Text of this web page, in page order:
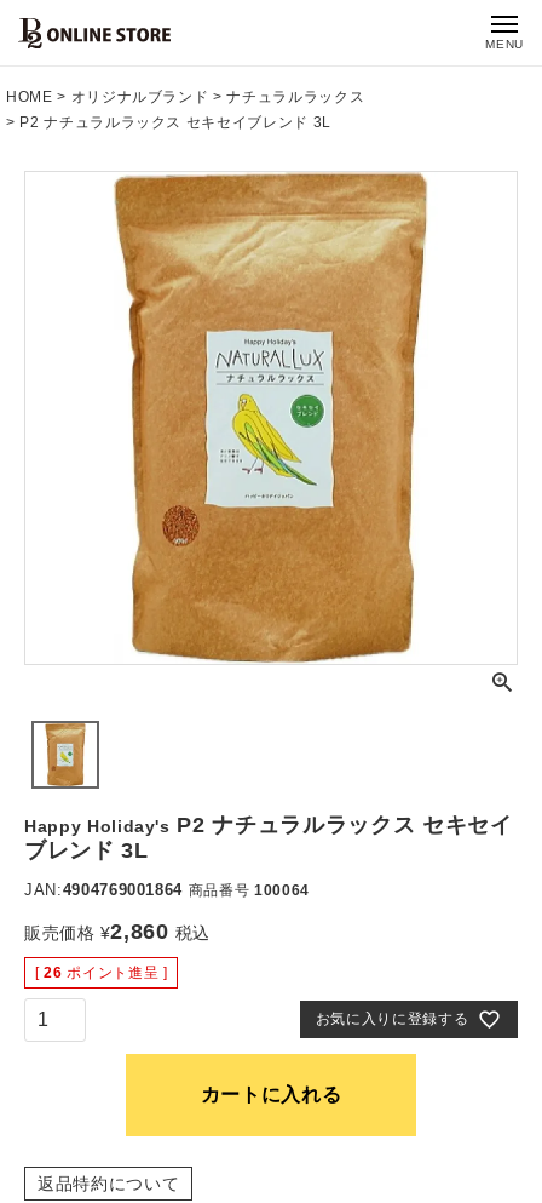
MENU
HOME オリジナルブランド
ナチュラルラックス
P2 ナチュラルラックス セキセイブレンド 3L
Happy Holiday's P2 ナチュラルラックス セキセイ
ブレンド 3L
JAN:4904769001864 商品番号 100064
販売価格 ¥2,860 税込
[ 26 ポイント進呈 ]
お気に入りに登録する
カートに入れる
返品特約について